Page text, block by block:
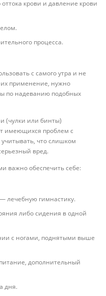
крови и давление крови
процесса.
с самого утра и не
применение, нужно
по надеванию подобных
(чулки или бинты)
имеющихся проблем с
что слишком
вред.
важно обеспечить себе:
лечебную гимнастику.
либо сидения в одной
с ногами, поднятыми выше
дополнительный
дня.